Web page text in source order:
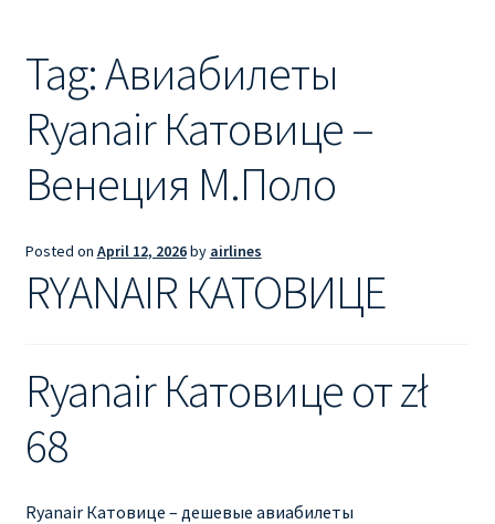
RYANAIR ИЗ РИГИ
Ryanair из Стокгольма
RYANAIR ИЗ ТАЛЛИНА
Ryanair из Тампере
RYANAIR ИЗ ЧЕХИИ | ПРАГА, ОСТРАВА, ПАРДУБИЦЕ,
Ryanair изменение имени
Ryanair изменения
Ryanair изменить дату
Tag:Авиабилеты
Ryanair Катовице –
Венеция М.Поло
Posted on April 12, 2026by airlines
RYANAIR КАТОВИЦЕ
Ryanair Катовице от zł
68
Ryanair Катовице – дешевые авиабилеты